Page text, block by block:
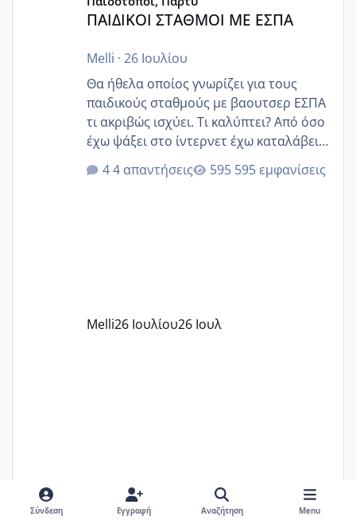
ΠΑΙΔΙΚΟΙ ΣΤΑΘΜΟΙ ΜΕ ΕΣΠΑ
Melli · 26 Ιουλίου
Θα ήθελα οποίος γνωρίζει για τους
παιδικούς σταθμούς με βαουτσερ ΕΣΠΑ
τι ακριβώς ισχύει. Τι καλύπτει? Από όσο
έχω ψάξει στο ίντερνετ έχω καταλάβει
ότι το βαουτσερ καλύπτει όλα τα
δίδακτρα και τα τροφεια του ιδιωτικού
Εγώ πήγα σε έναν ιδιωτικό παιδικό στ
4 απαντήσεις 595 εμφανίσεις
Melli26 Ιουλίου26 Ιουλ
RAM2127 Ιουλίου
27 Ιουλ
Σύνδεση Εγγραφή Αναζήτηση Menu